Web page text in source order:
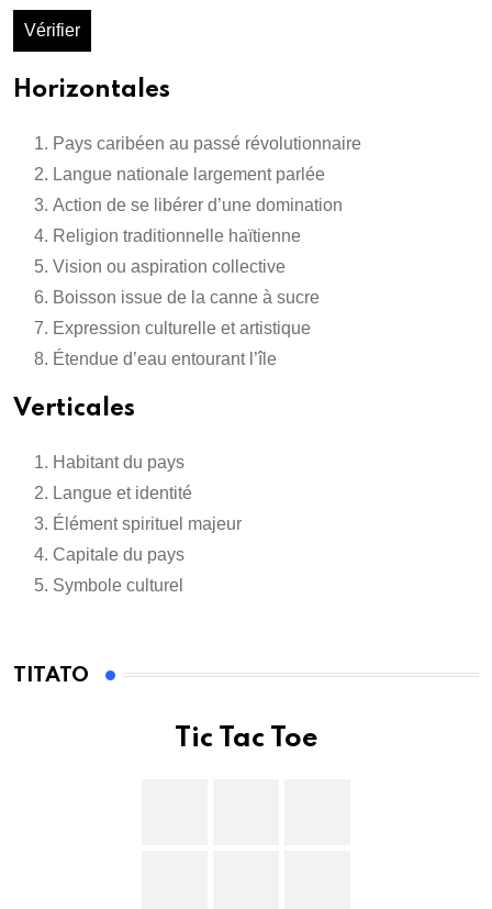
Vérifier
Horizontales
Pays caribéen au passé révolutionnaire
Langue nationale largement parlée
Action de se libérer d’une domination
Religion traditionnelle haïtienne
Vision ou aspiration collective
Boisson issue de la canne à sucre
Expression culturelle et artistique
Étendue d’eau entourant l’île
Verticales
Habitant du pays
Langue et identité
Élément spirituel majeur
Capitale du pays
Symbole culturel
TITATO
Tic Tac Toe